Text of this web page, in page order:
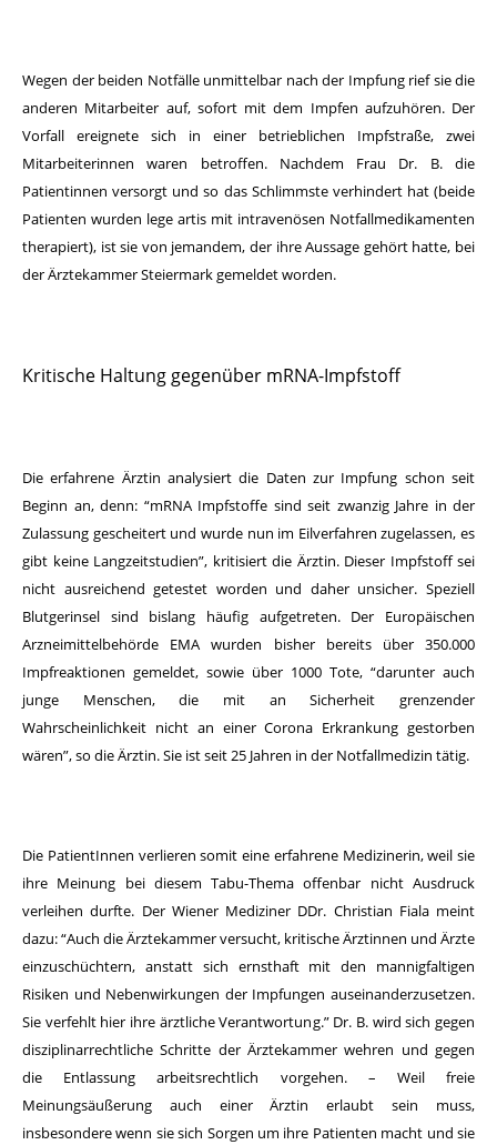
Wegen der beiden Notfälle unmittelbar nach der Impfung rief sie die
anderen Mitarbeiter auf, sofort mit dem Impfen aufzuhören. Der
Vorfall ereignete sich in einer betrieblichen Impfstraße, zwei
Mitarbeiterinnen waren betroffen. Nachdem Frau Dr. B. die
Patientinnen versorgt und so das Schlimmste verhindert hat (beide
Patienten wurden lege artis mit intravenösen Notfallmedikamenten
therapiert), ist sie von jemandem, der ihre Aussage gehört hatte, bei
der Ärztekammer Steiermark gemeldet worden.
Kritische Haltung gegenüber mRNA-Impfstoff
Die erfahrene Ärztin analysiert die Daten zur Impfung schon seit
Beginn an, denn: “mRNA Impfstoffe sind seit zwanzig Jahre in der
Zulassung gescheitert und wurde nun im Eilverfahren zugelassen, es
gibt keine Langzeitstudien”, kritisiert die Ärztin. Dieser Impfstoff sei
nicht ausreichend getestet worden und daher unsicher. Speziell
Blutgerinsel sind bislang häufig aufgetreten. Der Europäischen
Arzneimittelbehörde EMA wurden bisher bereits über 350.000
Impfreaktionen gemeldet, sowie über 1000 Tote, “darunter auch
junge Menschen, die mit an Sicherheit grenzender
Wahrscheinlichkeit nicht an einer Corona Erkrankung gestorben
wären”, so die Ärztin. Sie ist seit 25 Jahren in der Notfallmedizin tätig.
Die PatientInnen verlieren somit eine erfahrene Medizinerin, weil sie
ihre Meinung bei diesem Tabu-Thema offenbar nicht Ausdruck
verleihen durfte. Der Wiener Mediziner DDr. Christian Fiala meint
dazu: “Auch die Ärztekammer versucht, kritische Ärztinnen und Ärzte
einzuschüchtern, anstatt sich ernsthaft mit den mannigfaltigen
Risiken und Nebenwirkungen der Impfungen auseinanderzusetzen.
Sie verfehlt hier ihre ärztliche Verantwortung.” Dr. B. wird sich gegen
disziplinarrechtliche Schritte der Ärztekammer wehren und gegen
die Entlassung arbeitsrechtlich vorgehen. – Weil freie
Meinungsäußerung auch einer Ärztin erlaubt sein muss,
insbesondere wenn sie sich Sorgen um ihre Patienten macht und sie